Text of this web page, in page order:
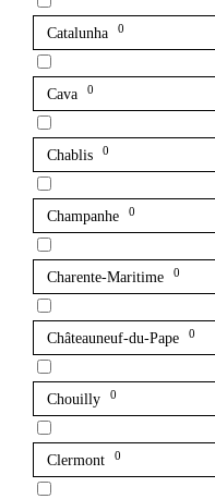
Catalunha 0
Cava 0
Chablis 0
Champanhe 0
Charente-Maritime 0
Châteauneuf-du-Pape 0
Chouilly 0
Clermont 0